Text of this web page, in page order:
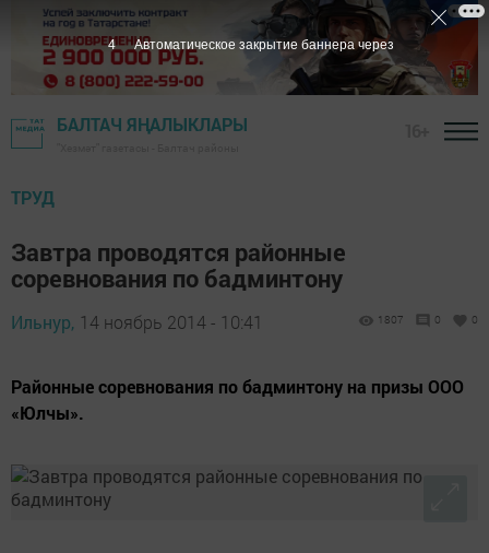
БАЛТАЧ ЯҢАЛЫКЛАРЫ
ТРУД
Завтра проводятся районные
соревнования по бадминтону
Ильнур, 14 ноябрь 2014 - 10:41 1807 0 0
Районные соревнования по бадминтону на призы ООО
«Юлчы».
3 Автоматическое закрытие баннера через